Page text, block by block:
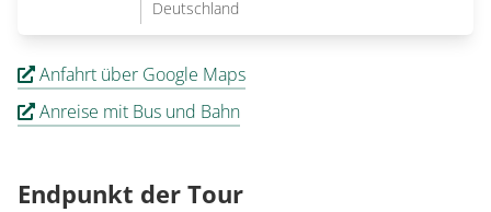
Anfahrt über Google Maps
Anreise mit Bus und Bahn
Endpunkt der Tour